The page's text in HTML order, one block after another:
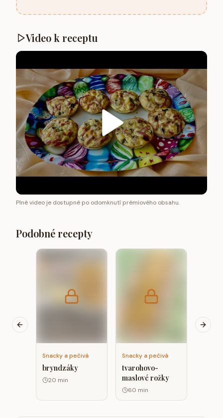
Video k receptu
Plné video je dostupné po odomknutí prémiového obsahu.
Podobné recepty
Snacky a pečivá
bryndzáky
20 min
Snacky a pečivá
tvarohovo-
maslové rožky
60 min
Previous slide Next